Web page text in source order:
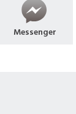
Messenger